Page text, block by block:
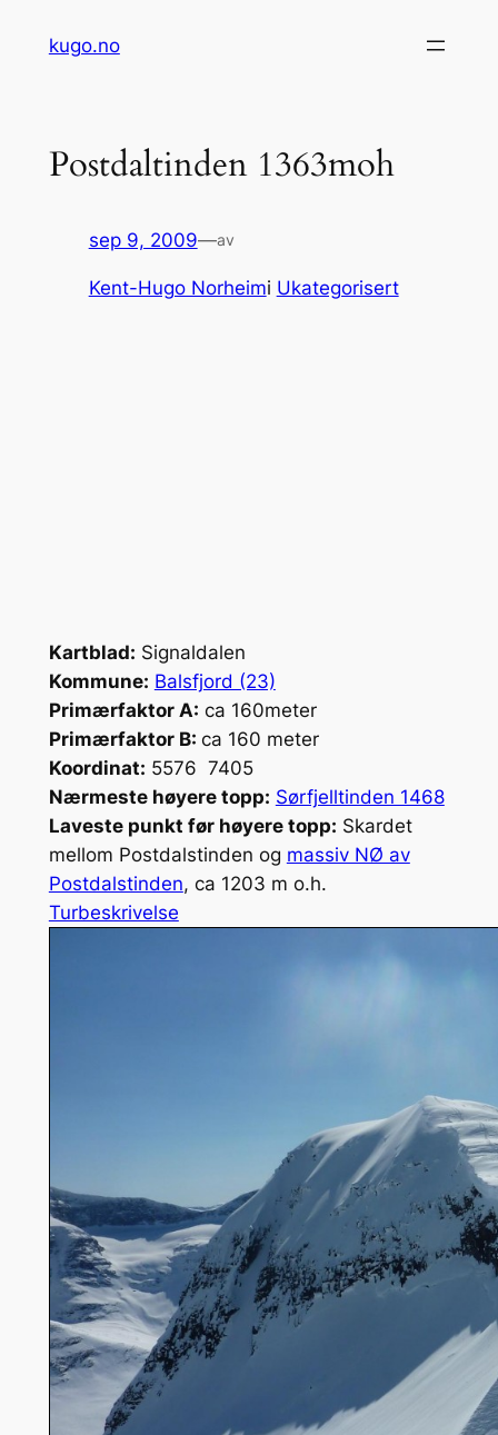
kugo.no
Postdaltinden 1363moh
sep 9, 2009—av
Kent-Hugo Norheimi Ukategorisert
Kartblad: Signaldalen
Kommune: Balsfjord (23)
Primærfaktor A: ca 160meter
Primærfaktor B: ca 160 meter
Koordinat: 5576 7405
Nærmeste høyere topp: Sørfjelltinden 1468
Laveste punkt før høyere topp: Skardet
mellom Postdalstinden og massiv NØ av
Postdalstinden, ca 1203 m o.h.
Turbeskrivelse